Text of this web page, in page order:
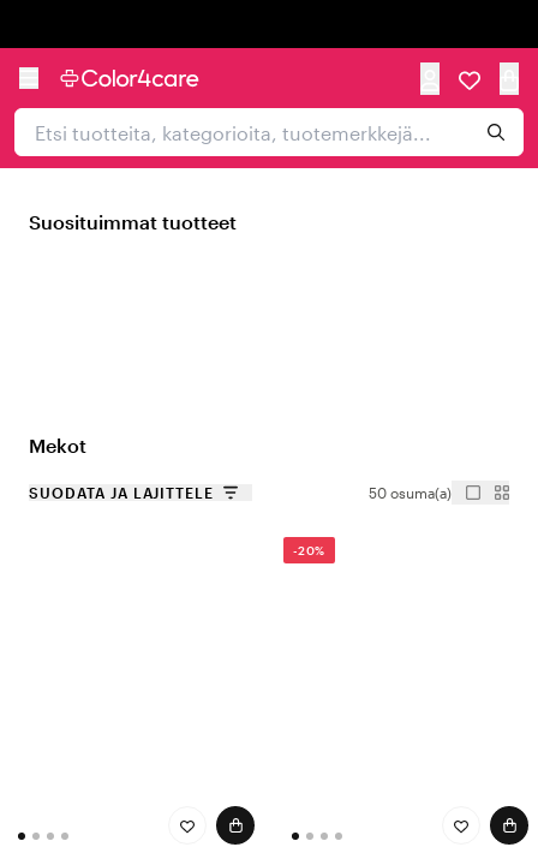
Suosituimmat tuotteet
Mekot
SUODATA JA LAJITTELE 50 osuma(a)
-20%